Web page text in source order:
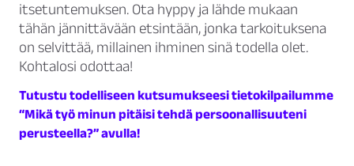
itsetuntemuksen. Ota hyppy ja lähde mukaan
tähän jännittävään etsintään, jonka tarkoituksena
on selvittää, millainen ihminen sinä todella olet.
Kohtalosi odottaa!
Tutustu todelliseen kutsumukseesi tietokilpailumme
“Mikä työ minun pitäisi tehdä persoonallisuuteni
perusteella?” avulla!